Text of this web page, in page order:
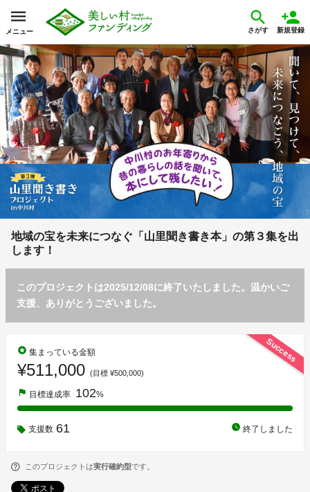
メニュー さがす 新規登録
地域の宝を未来につなぐ「山里聞き書き本」の第３集を出
します！
このプロジェクトは2025/12/08に終了いたしました。温かいご
支援、ありがとうございました。
Success
stars 集まっている金額
¥511,000 (目標 ¥500,000)
flag 目標達成率 102%
支援数 61 watch_later 終了しました
このプロジェクトは実行確約型です。